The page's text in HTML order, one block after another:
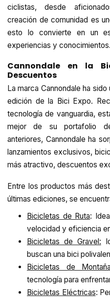
ciclistas, desde
creación de comunidad es
esto lo convierte en un
experiencias y conocimientos.
Cannondale en la
Descuentos
La marca Cannondale ha
edición de la Bici Expo.
tecnología de vanguardia,
mejor de su portafolio
anteriores, Cannondale ha
lanzamientos exclusivos,
más atractivo, descuentos
Entre los productos más
últimas ediciones, se
Bicicletas de Ruta:
velocidad y eficiencia
Bicicletas de Gravel:
buscan una bici
Bicicletas de Montaña
tecnología para
Bicicletas Eléctricas: